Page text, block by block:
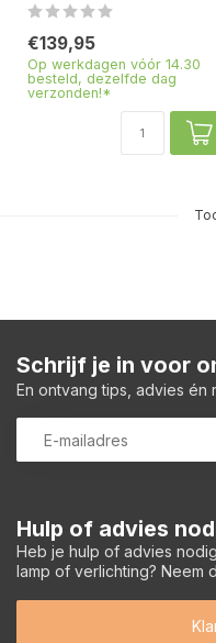
€139,95
Op werkdagen vóór 14.30
besteld, dezelfde dag
verzonden!*
Hulp of advies
Heb je hulp of advies
lamp of verlichting? Neem
Schrijf je in voor
En ontvang tips, advies én